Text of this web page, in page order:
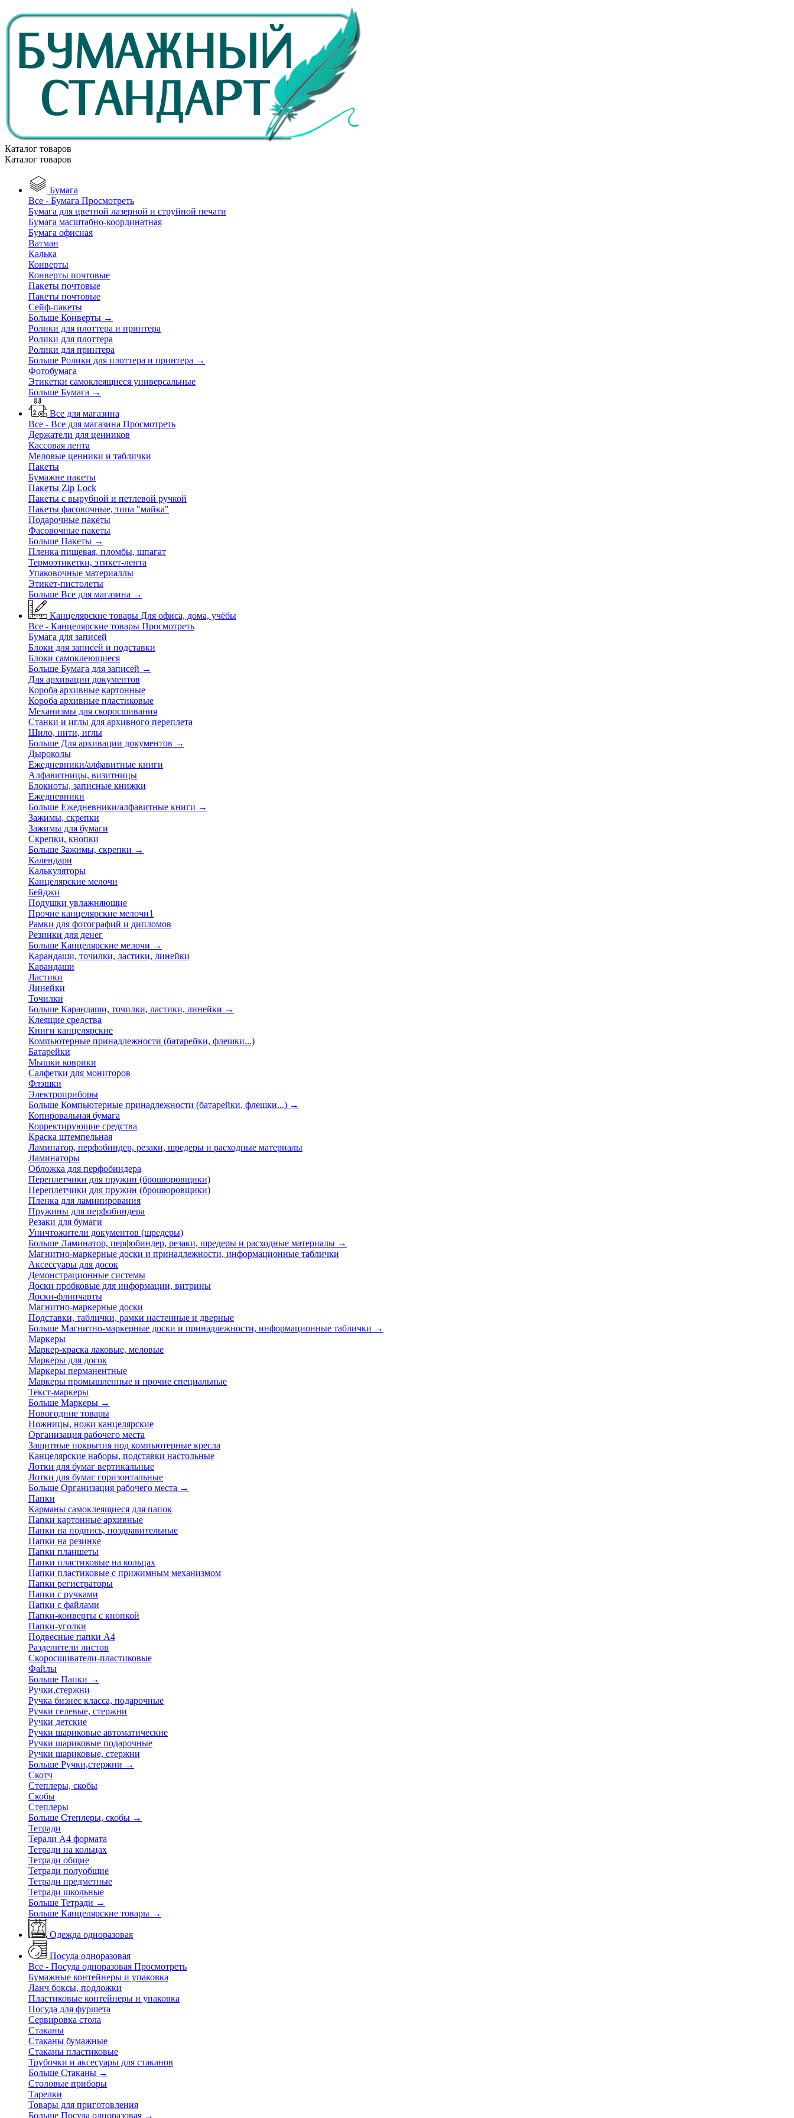
Каталог товаров
Каталог товаров
Бумага
Все - Бумага Просмотреть
Бумага для цветной лазерной и струйной печати
Бумага масштабно-координатная
Бумага офисная
Ватман
Калька
Конверты
Конверты почтовые
Пакеты почтовые
Пакеты почтовые
Сейф-пакеты
Больше Конверты →
Ролики для плоттера и принтера
Ролики для плоттера
Ролики для принтера
Больше Ролики для плоттера и принтера →
Фотобумага
Этикетки самоклеящиеся универсальные
Больше Бумага →
Все для магазина
Все - Все для магазина Просмотреть
Держатели для ценников
Кассовая лента
Меловые ценники и таблички
Пакеты
Бумажне пакеты
Пакеты Zip Lock
Пакеты с вырубной и петлевой ручкой
Пакеты фасовочные, типа "майка"
Подарочные пакеты
Фасовочные пакеты
Больше Пакеты →
Пленка пищевая, пломбы, шпагат
Термоэтикетки, этикет-лента
Упаковочные материаллы
Этикет-пистолеты
Больше Все для магазина →
Канцелярские товары Для офиса, дома, учёбы
Все - Канцелярские товары Просмотреть
Бумага для записей
Блоки для записей и подставки
Блоки самоклеющиеся
Больше Бумага для записей →
Для архивации документов
Короба архивные картонные
Короба архивные пластиковые
Механизмы для скоросшивания
Станки и иглы для архивного переплета
Шило, нити, иглы
Больше Для архивации документов →
Дыроколы
Ежедневники/алфавитные книги
Алфавитницы, визитницы
Блокноты, записные книжки
Ежедневники
Больше Ежедневники/алфавитные книги →
Зажимы, скрепки
Зажимы для бумаги
Скрепки, кнопки
Больше Зажимы, скрепки →
Календари
Калькуляторы
Канцелярские мелочи
Бейджи
Подушки увлажняющие
Прочие канцелярские мелочи1
Рамки для фотографий и дипломов
Резинки для денег
Больше Канцелярские мелочи →
Карандаши, точилки, ластики, линейки
Карандаши
Ластики
Линейки
Точилки
Больше Карандаши, точилки, ластики, линейки →
Клеящие средства
Книги канцелярские
Компьютерные принадлежности (батарейки, флешки...)
Батарейки
Мышки коврики
Салфетки для мониторов
Флэшки
Электроприборы
Больше Компьютерные принадлежности (батарейки, флешки...) →
Копировальная бумага
Корректирующие средства
Краска штемпельная
Ламинатор, перфобиндер, резаки, шредеры и расходные материалы
Ламинаторы
Обложка для перфобиндера
Переплетчики для пружин (брошюровщики)
Переплетчики для пружин (брошюровщики)
Пленка для ламинирования
Пружины для перфобиндера
Резаки для бумаги
Уничтожители документов (шредеры)
Больше Ламинатор, перфобиндер, резаки, шредеры и расходные материалы →
Магнитно-маркерные доски и принадлежности, информационные таблички
Аксессуары для досок
Демонстрационные системы
Доски пробковые для информации, витрины
Доски-флипчарты
Магнитно-маркерные доски
Подставки, таблички, рамки настенные и дверные
Больше Магнитно-маркерные доски и принадлежности, информационные таблички →
Маркеры
Маркер-краска лаковые, меловые
Маркеры для досок
Маркеры перманентные
Маркеры промышленные и прочие специальные
Текст-маркеры
Больше Маркеры →
Новогодние товары
Ножницы, ножи канцелярские
Организация рабочего места
Защитные покрытия под компьютерные кресла
Канцелярские наборы, подставки настольные
Лотки для бумаг вертикальные
Лотки для бумаг горизонтальные
Больше Организация рабочего места →
Папки
Карманы самоклеящиеся для папок
Папки картонные архивные
Папки на подпись, поздравительные
Папки на резинке
Папки планшеты
Папки пластиковые на кольцах
Папки пластиковые с прижимным механизмом
Папки регистраторы
Папки с ручками
Папки с файлами
Папки-конверты с кнопкой
Папки-уголки
Подвесные папки А4
Разделители листов
Скоросшиватели-пластиковые
Файлы
Больше Папки →
Ручки,стержни
Ручка бизнес класса, подарочные
Ручки гелевые, стержни
Ручки детские
Ручки шариковые автоматические
Ручки шариковые подарочные
Ручки шариковые, стержни
Больше Ручки,стержни →
Скотч
Степлеры, скобы
Скобы
Степлеры
Больше Степлеры, скобы →
Тетради
Теради А4 формата
Тетради на кольцах
Тетради общие
Тетради полуобщие
Тетради предметные
Тетради школьные
Больше Тетради →
Больше Канцелярские товары →
Одежда одноразовая
Посуда одноразовая
Все - Посуда одноразовая Просмотреть
Бумажные контейнеры и упаковка
Ланч боксы, подложки
Пластиковые контейнеры и упаковка
Посуда для фуршета
Сервировка стола
Стаканы
Стаканы бумажные
Стаканы пластиковые
Трубочки и аксесуары для стаканов
Больше Стаканы →
Столовые приборы
Тарелки
Товары для приготовления
Больше Посуда одноразовая →